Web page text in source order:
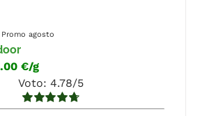
Promo agosto
€/g
Voto: 4.78/5